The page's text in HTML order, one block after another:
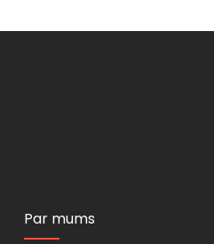
Par mums